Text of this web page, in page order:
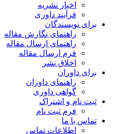
اخبار نشریه
فرآیند داوری
برای نویسندگان
راهنمای نگارش مقاله
راهنمای ارسال مقاله
فرم ارسال مقاله
اخلاق نشر
برای داوران
راهنمای داوران
گواهی داوری
ثبت نام و اشتراک
فرم ثبت نام
تماس با ما
اطلاعات تماس